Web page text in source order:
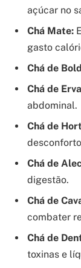
açúcar no
Chá Mate:
gasto
Chá de
Chá de
abdominal.
Chá de
Chá de
digestão.
Chá de
combater
Chá de
toxinas e